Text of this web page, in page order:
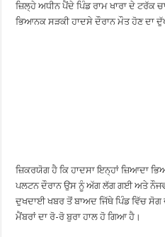
ਜ਼ਿਲ੍ਹੇ ਅਧੀਨ ਪੈਂਦੇ ਪਿੰਡ ਰਾਮ ਖਾਰਾ ਦੇ ਟਰੱਕ
ਭਿਆਨਕ ਸੜਕੀ ਹਾਦਸੇ ਦੌਰਾਨ ਮੌਤ ਹੋਣ ਦਾ
ਜ਼ਿਕਰਯੋਗ ਹੈ ਕਿ ਹਾਦਸਾ ਇਨ੍ਹਾਂ ਜ਼ਿਆਦਾ
ਪਲਟਨ ਦੌਰਾਨ ਉਸ ਨੂੰ ਅੱਗ ਲੱਗ ਗਈ ਅਤੇ
ਦੁਖਦਾਈ ਖਬਰ ਤੋਂ ਬਾਅਦ ਜਿੱਥੇ ਪਿੰਡ ਵਿੱਚ ਸੋਗ
ਮੈਂਬਰਾਂ ਦਾ ਰੋ-ਰੋ ਬੁਰਾ ਹਾਲ ਹੋ ਗਿਆ ਹੈ।